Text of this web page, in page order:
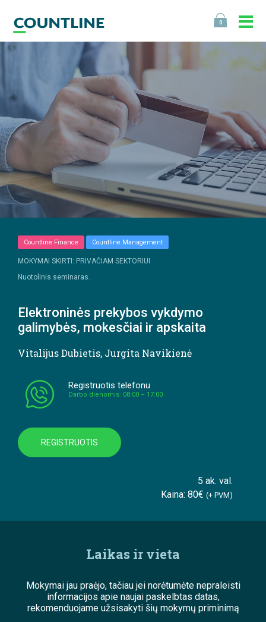
0
Countline Finance Countline Management
MOKYMAI SKIRTI: PRIVAČIAM SEKTORIUI
Nuotolinis seminaras.
Elektroninės prekybos vykdymo
galimybės, mokesčiai ir apskaita
Vitalijus Dubietis, Jurgita Navikienė
Registruotis telefonu
Darbo dienomis: 08:00 – 17:00
REGISTRUOTIS
5 ak. val.
Kaina: 80€ (+ PVM)
Laikas ir vieta
Mokymai jau praėjo, tačiau jei norėtumėte nepraleisti
informacijos apie naujai paskelbtas datas,
rekomenduojame užsisakyti šių mokymų priminimą